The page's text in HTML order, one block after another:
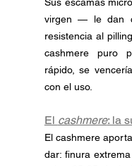
virgen — le dan
resistencia al
cashmere puro
rápido, se
con el uso.
El cashmere: la
El cashmere
dar: finura